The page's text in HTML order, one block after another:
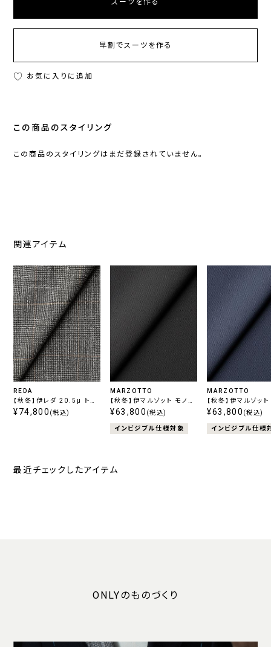
早割でスーツを作る
お気に入りに追加
この商品のスタイリング
この商品のスタイリングはまだ登録されていません。
関連アイテム
REDA
【秋冬】伊レダ 20.5μ トロ
ピカル グレンチェック グレ
¥74,800 (税込)
MARZOTTO
【秋冬】伊マルゾット モノス
トレッチ ブラック
¥63,800 (税込)
インビジブル仕様対象
MARZOTTO
【秋冬】伊マルゾッ
トレッチ ブルー
¥63,800 (税込)
インビジブル仕様
最近チェックしたアイテム
ONLYのものづくり